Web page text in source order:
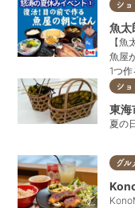
シ
魚太
【
魚屋
1つ
シ
東海
夏の
グル